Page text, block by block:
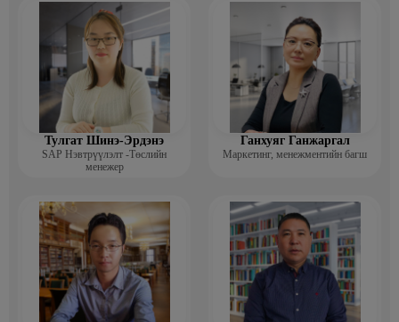
Тулгат Шинэ-Эрдэнэ
SAP Нэвтрүүлэлт -Төслийн
менежер
Ганхуяг Ганжаргал
Маркетинг, менежментийн багш